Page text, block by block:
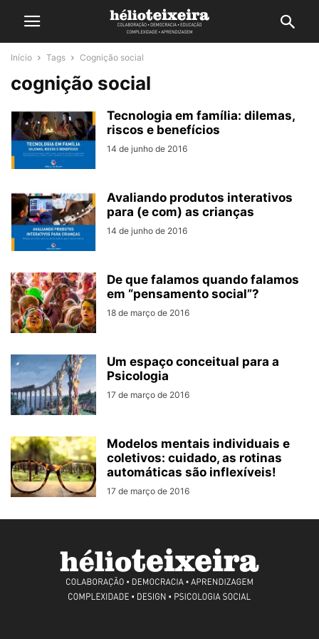
Início Tags Cognição social
cognição social
Tecnologia em família: dilemas,
riscos e benefícios
14 de junho de 2016
Avaliando produtos interativos
para (e com) as crianças
14 de junho de 2016
De que falamos quando falamos
em “pensamento social”?
18 de março de 2016
Um espaço conceitual para a
Psicologia
17 de março de 2016
Modelos mentais individuais e
coletivos: cuidado, as rotinas
automáticas são inflexíveis!
17 de março de 2016